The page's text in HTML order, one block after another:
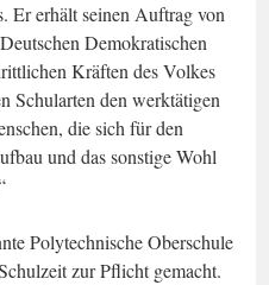
Er erhält seinen Auftrag von
Demokratischen
Kräften des Volkes
Schularten den werktätigen
die sich für den
und das sonstige Wohl
Polytechnische Oberschule
zur Pflicht gemacht.